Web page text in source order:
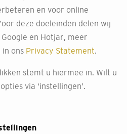
en voor online
deze doeleinden delen wij
en Hotjar, meer
ons Privacy Statement.
stemt u hiermee in. Wilt u
via ‘instellingen’.